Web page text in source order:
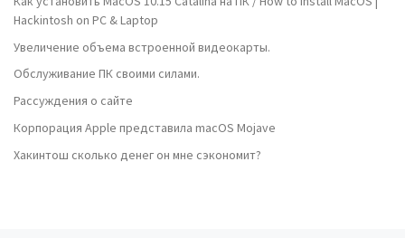
Hackintosh on PC & Laptop
Увеличение объема встроенной видеокарты.
Обслуживание ПК своими силами.
Рассуждения о сайте
Корпорация Apple представила macOS Mojave
Хакинтош сколько денег он мне сэкономит?